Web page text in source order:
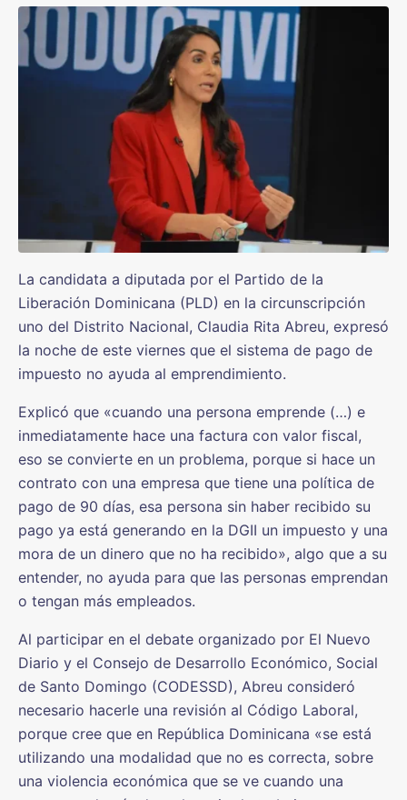
La candidata a diputada por el Partido de la
Liberación Dominicana (PLD) en la circunscripción
uno del Distrito Nacional, Claudia Rita Abreu, expresó
la noche de este viernes que el sistema de pago de
impuesto no ayuda al emprendimiento.
Explicó que «cuando una persona emprende (…) e
inmediatamente hace una factura con valor fiscal,
eso se convierte en un problema, porque si hace un
contrato con una empresa que tiene una política de
pago de 90 días, esa persona sin haber recibido su
pago ya está generando en la DGII un impuesto y una
mora de un dinero que no ha recibido», algo que a su
entender, no ayuda para que las personas emprendan
o tengan más empleados.
Al participar en el debate organizado por El Nuevo
Diario y el Consejo de Desarrollo Económico, Social
de Santo Domingo (CODESSD), Abreu consideró
necesario hacerle una revisión al Código Laboral,
porque cree que en República Dominicana «se está
utilizando una modalidad que no es correcta, sobre
una violencia económica que se ve cuando una